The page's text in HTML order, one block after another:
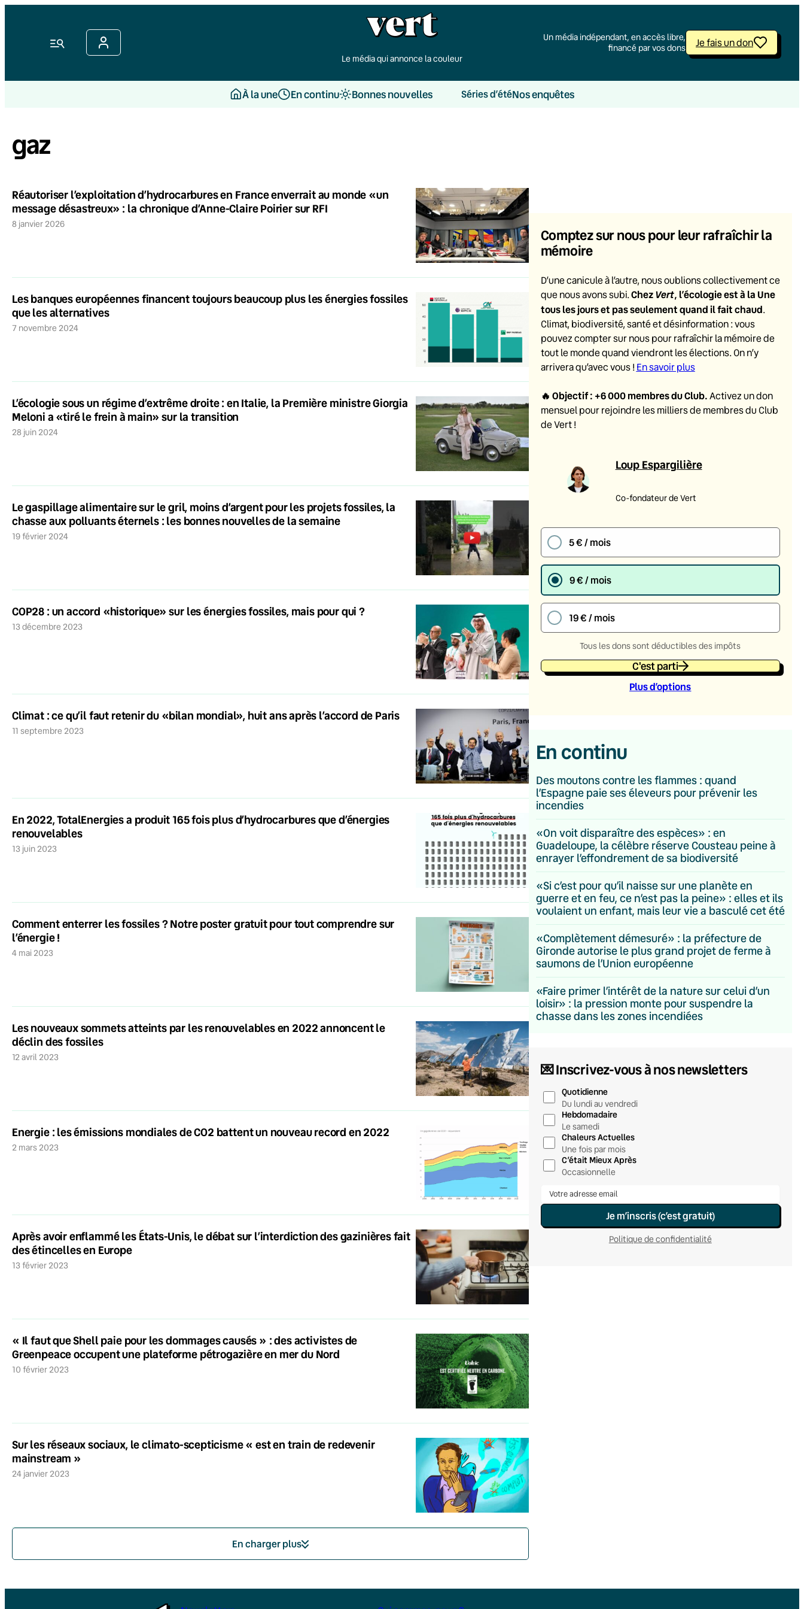
Menu
Le média qui annonce la couleur
Un média indépendant, en accès libre,
financé par vos dons
Je fais un don
À la une En continu Bonnes nouvelles Séries d’étéNos enquêtes
gaz
Réautoriser l’exploitation d’hydrocarbures en France enverrait au monde «un
message désastreux» : la chronique d’Anne-Claire Poirier sur RFI
8 janvier 2026
Les banques européennes financent toujours beaucoup plus les énergies fossiles
que les alternatives
7 novembre 2024
L’écologie sous un régime d’extrême droite : en Italie, la Première ministre Giorgia
Meloni a «tiré le frein à main» sur la transition
28 juin 2024
Le gaspillage alimentaire sur le gril, moins d’argent pour les projets fossiles, la
chasse aux polluants éternels : les bonnes nouvelles de la semaine
19 février 2024
COP28 : un accord «historique» sur les énergies fossiles, mais pour qui ?
13 décembre 2023
Climat : ce qu’il faut retenir du «bilan mondial», huit ans après l’accord de Paris
11 septembre 2023
En 2022, TotalEnergies a produit 165 fois plus d’hydrocarbures que d’énergies
renouvelables
13 juin 2023
Comment enterrer les fossiles ? Notre poster gratuit pour tout comprendre sur
l’énergie !
4 mai 2023
Les nouveaux sommets atteints par les renouvelables en 2022 annoncent le
déclin des fossiles
12 avril 2023
Energie : les émissions mondiales de CO2 battent un nouveau record en 2022
2 mars 2023
Après avoir enflammé les États-Unis, le débat sur l’interdiction des gazinières fait
des étincelles en Europe
13 février 2023
« Il faut que Shell paie pour les dommages causés » : des activistes de
Greenpeace occupent une plateforme pétrogazière en mer du Nord
10 février 2023
Sur les réseaux sociaux, le climato-scepticisme « est en train de redevenir
mainstream »
24 janvier 2023
En charger plus
Comptez sur nous pour leur rafraîchir la
mémoire
D’une canicule à l’autre, nous oublions collectivement ce
que nous avons subi. ChezVert, l’écologie est à la Une
tous les jours et pas seulement quand il fait chaud.
Climat, biodiversité, santé et désinformation : vous
pouvez compter sur nous pour rafraîchir la mémoire de
tout le monde quand viendront les élections. On n’y
arrivera qu’avec vous ! En savoir plus
🔥 Objectif : +6 000 membres du Club. Activez un don
mensuel pour rejoindre les milliers de membres du Club
de Vert !
Loup Espargilière
Co-fondateur de Vert
5 € / mois
9 € / mois
19 € / mois
Tous les dons sont déductibles des impôts
C'est parti
Plus d’options
En continu
Des moutons contre les flammes : quand
l’Espagne paie ses éleveurs pour prévenir les
incendies
«On voit disparaître des espèces» : en
Guadeloupe, la célèbre réserve Cousteau peine à
enrayer l’effondrement de sa biodiversité
«Si c’est pour qu’il naisse sur une planète en
guerre et en feu, ce n’est pas la peine» : elles et ils
voulaient un enfant, mais leur vie a basculé cet été
«Complètement démesuré» : la préfecture de
Gironde autorise le plus grand projet de ferme à
saumons de l’Union européenne
«Faire primer l’intérêt de la nature sur celui d’un
loisir» : la pression monte pour suspendre la
chasse dans les zones incendiées
💌 Inscrivez-vous à nos newsletters
Quotidienne
Du lundi au vendredi
Hebdomadaire
Le samedi
Chaleurs Actuelles
Une fois par mois
C’était Mieux Après
Occasionnelle
Je m’inscris (c’est gratuit)
Politique de confidentialité